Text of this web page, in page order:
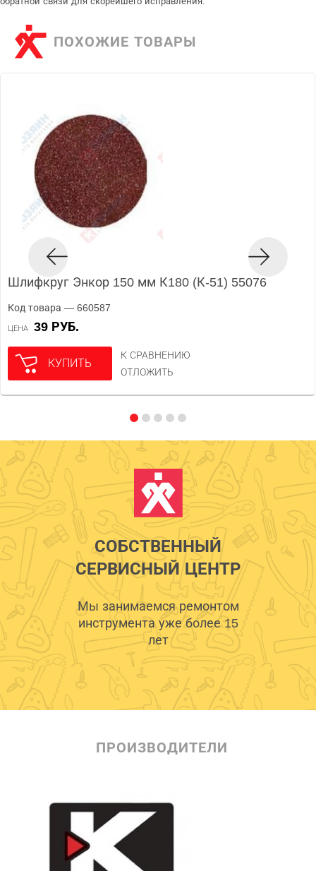
ПОХОЖИЕ ТОВАРЫ
Шлифкруг Энкор 150 мм К180 (К-51) 55076
Код товара — 660587
ЦЕНА 39 РУБ.
КУПИТЬ
К СРАВНЕНИЮ
ОТЛОЖИТЬ
СОБСТВЕННЫЙ
СЕРВИСНЫЙ ЦЕНТР
Мы занимаемся ремонтом
инструмента уже более 15
лет
ПРОИЗВОДИТЕЛИ